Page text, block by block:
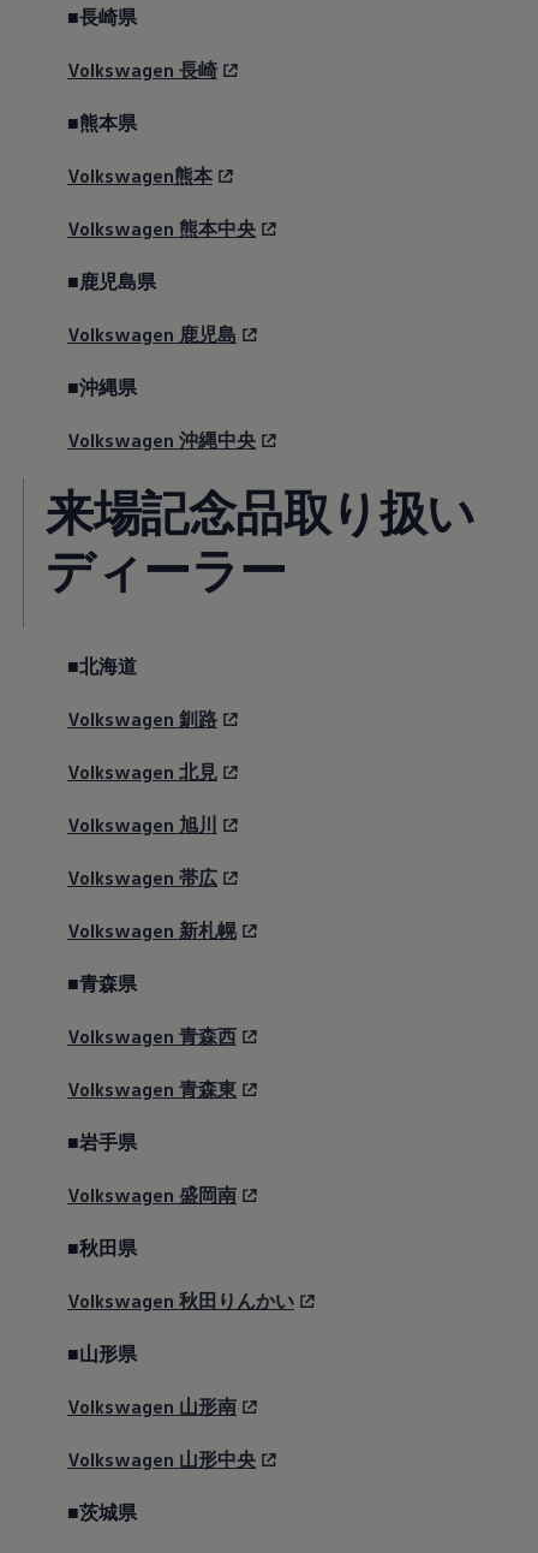
■長崎県
Volkswagen 長崎
■熊本県
Volkswagen熊本
Volkswagen 熊本中央
■鹿児島県
Volkswagen 鹿児島
■沖縄県
Volkswagen 沖縄中央
来場記念品取り扱い
ディーラー
■北海道
Volkswagen 釧路
Volkswagen 北見
Volkswagen 旭川
Volkswagen 帯広
Volkswagen 新札幌
■青森県
Volkswagen 青森西
Volkswagen 青森東
■岩手県
Volkswagen 盛岡南
■秋田県
Volkswagen 秋田りんかい
■山形県
Volkswagen 山形南
Volkswagen 山形中央
■茨城県